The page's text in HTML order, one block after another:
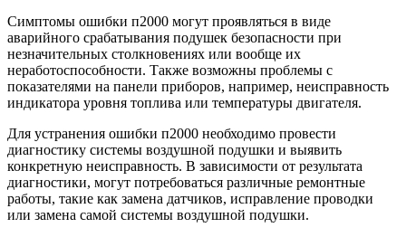
Симптомы ошибки п2000 могут проявляться в виде
аварийного срабатывания подушек безопасности при
незначительных столкновениях или вообще их
неработоспособности. Также возможны проблемы с
показателями на панели приборов, например, неисправность
индикатора уровня топлива или температуры двигателя.
Для устранения ошибки п2000 необходимо провести
диагностику системы воздушной подушки и выявить
конкретную неисправность. В зависимости от результата
диагностики, могут потребоваться различные ремонтные
работы, такие как замена датчиков, исправление проводки
или замена самой системы воздушной подушки.